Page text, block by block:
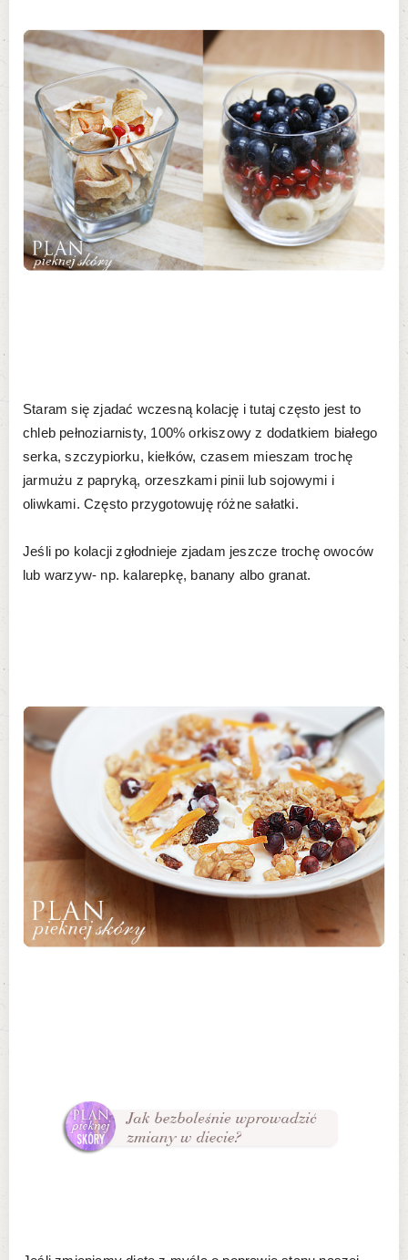
Staram się zjadać wczesną kolację i tutaj często jest to
chleb pełnoziarnisty, 100% orkiszowy z dodatkiem białego
serka, szczypiorku, kiełków, czasem mieszam trochę
jarmużu z papryką, orzeszkami pinii lub sojowymi i
oliwkami. Często przygotowuję różne sałatki.
Jeśli po kolacji zgłodnieje zjadam jeszcze trochę owoców
lub warzyw- np. kalarepkę, banany albo granat.